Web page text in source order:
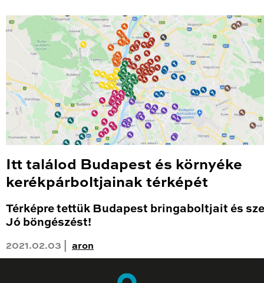
Itt találod Budapest és környéke
kerékpárboltjainak térképét
Térképre tettük Budapest bringaboltjait és
Jó böngészést!
2021.02.03 | aron